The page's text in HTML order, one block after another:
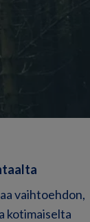
vaihtoehdon,
kotimaiselta